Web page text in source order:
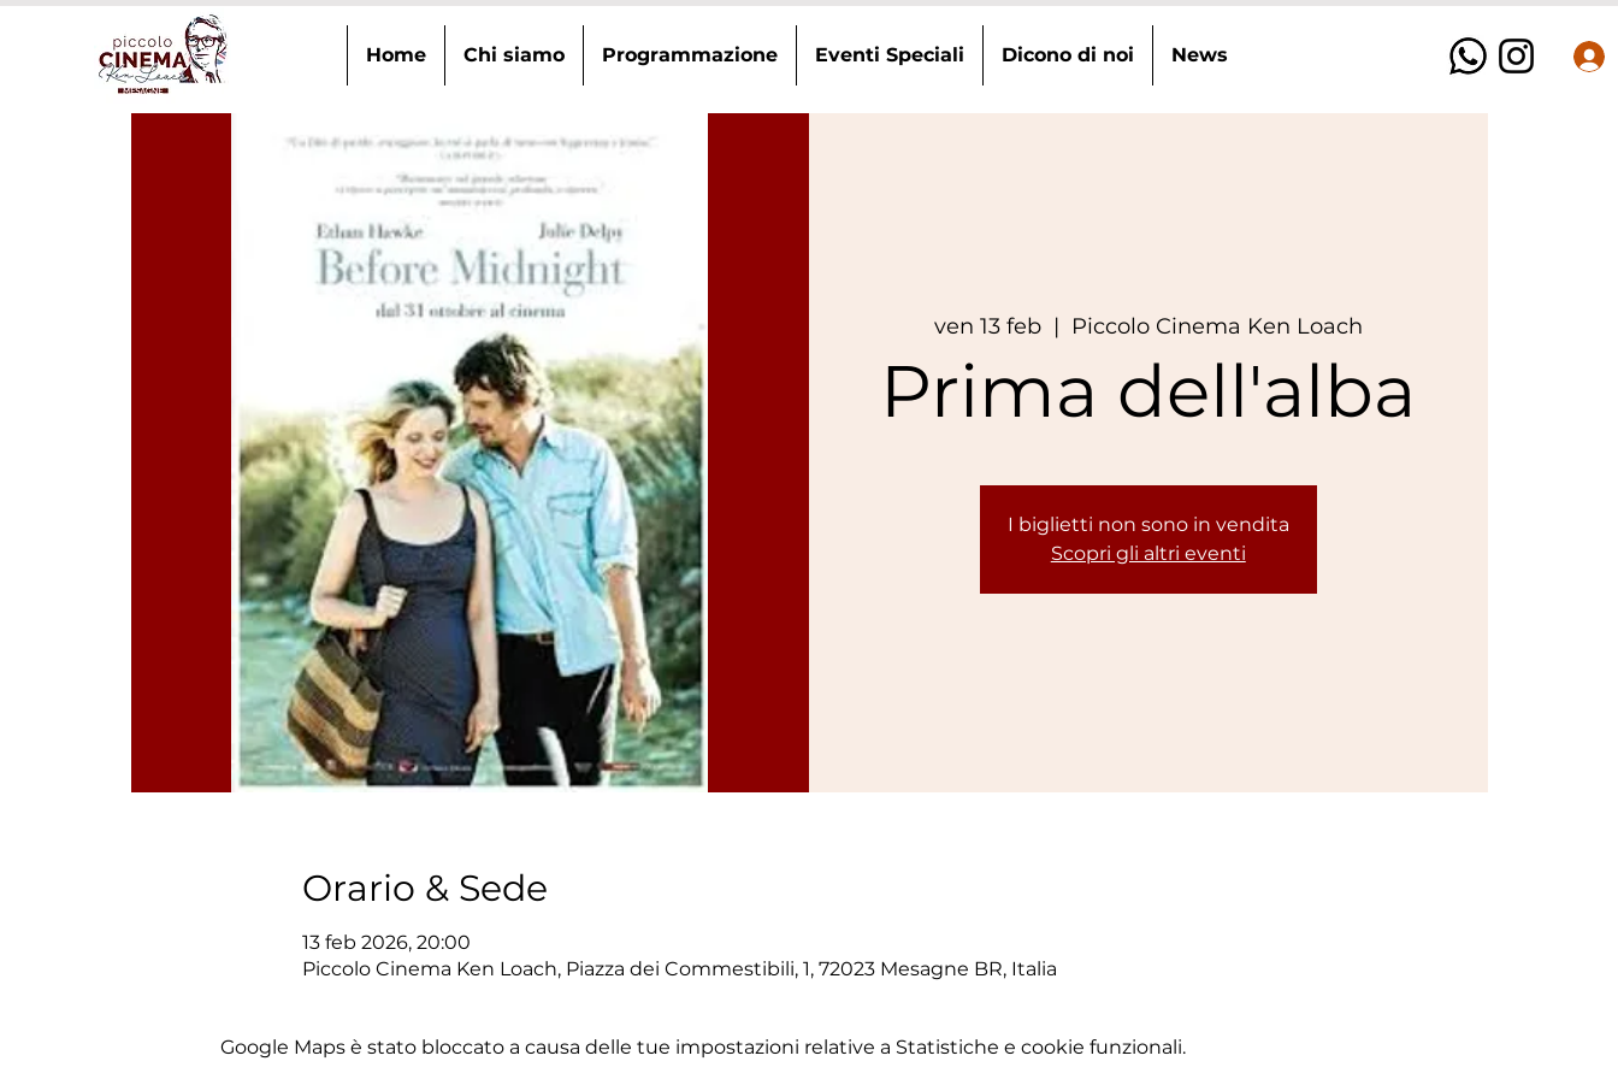
Home Chi siamo Programmazione Eventi Speciali Dicono di noi News
ven 13 feb
  |
Piccolo Cinema Ken Loach
Prima dell'alba
I biglietti non sono in vendita
Scopri gli altri eventi
Orario & Sede
13 feb 2026, 20:00
Piccolo Cinema Ken Loach, Piazza dei Commestibili, 1, 72023 Mesagne BR, Italia
Google Maps è stato bloccato a causa delle tue impostazioni relative a Statistiche e cookie funzionali.